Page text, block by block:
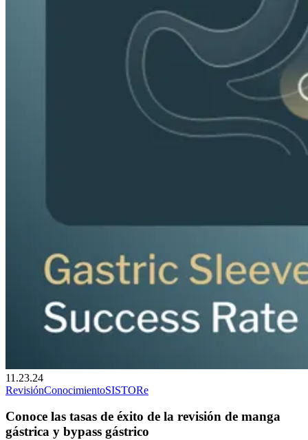
11.23.24
RevisiónConocimientoSISTORe
Conoce las tasas de éxito de la revisión de manga
gástrica y bypass gástrico